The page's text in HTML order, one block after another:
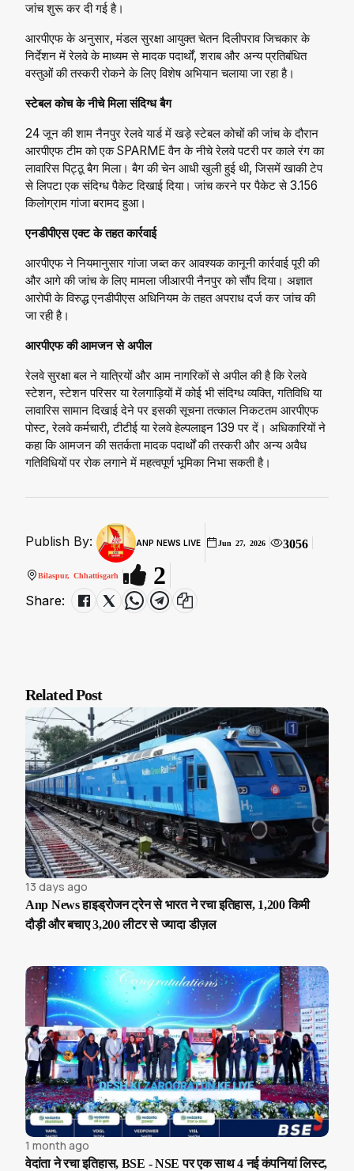
जांच शुरू कर दी गई है।
आरपीएफ के अनुसार, मंडल सुरक्षा आयुक्त चेतन दिलीपराव जिचकार के
निर्देशन में रेलवे के माध्यम से मादक पदार्थों, शराब और अन्य प्रतिबंधित
वस्तुओं की तस्करी रोकने के लिए विशेष अभियान चलाया जा रहा है।
स्टेबल कोच के नीचे मिला संदिग्ध बैग
24 जून की शाम नैनपुर रेलवे यार्ड में खड़े स्टेबल कोचों की जांच के दौरान
आरपीएफ टीम को एक SPARME वैन के नीचे रेलवे पटरी पर काले रंग का
लावारिस पिट्ठू बैग मिला। बैग की चेन आधी खुली हुई थी, जिसमें खाकी टेप
से लिपटा एक संदिग्ध पैकेट दिखाई दिया। जांच करने पर पैकेट से 3.156
किलोग्राम गांजा बरामद हुआ।
एनडीपीएस एक्ट के तहत कार्रवाई
आरपीएफ ने नियमानुसार गांजा जब्त कर आवश्यक कानूनी कार्रवाई पूरी की
और आगे की जांच के लिए मामला जीआरपी नैनपुर को सौंप दिया। अज्ञात
आरोपी के विरुद्ध एनडीपीएस अधिनियम के तहत अपराध दर्ज कर जांच की
जा रही है।
आरपीएफ की आमजन से अपील
रेलवे सुरक्षा बल ने यात्रियों और आम नागरिकों से अपील की है कि रेलवे
स्टेशन, स्टेशन परिसर या रेलगाड़ियों में कोई भी संदिग्ध व्यक्ति, गतिविधि या
लावारिस सामान दिखाई देने पर इसकी सूचना तत्काल निकटतम आरपीएफ
पोस्ट, रेलवे कर्मचारी, टीटीई या रेलवे हेल्पलाइन 139 पर दें। अधिकारियों ने
कहा कि आमजन की सतर्कता मादक पदार्थों की तस्करी और अन्य अवैध
गतिविधियों पर रोक लगाने में महत्वपूर्ण भूमिका निभा सकती है।
Publish By: ANP NEWS LIVE Jun 27, 2026 3056
Bilaspur, Chhattisgarh 2
Share:
Related Post
13 days ago
Anp News हाइड्रोजन ट्रेन से भारत ने रचा इतिहास, 1,200 किमी
दौड़ी और बचाए 3,200 लीटर से ज्यादा डीज़ल
1 month ago
वेदांता ने रचा इतिहास, BSE - NSE पर एक साथ 4 नई कंपनियां लिस्ट,